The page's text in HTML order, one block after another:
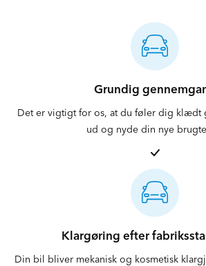
Grundig
Det er vigtigt for os, at du føler dig klædt
ud og nyde din nye
Klargøring efter
Din bil bliver mekanisk og kosmetisk